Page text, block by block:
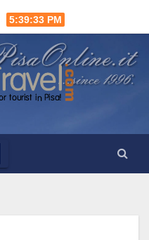
5:39:34 PM